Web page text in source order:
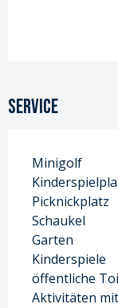
Service
Minigolf
Picknickplatz
Schaukel
Garten
Kinderspiele
öffentliche
Aktivitäten